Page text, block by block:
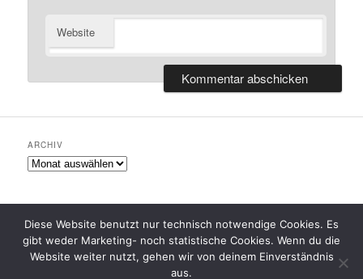
Website
ARCHIV
Archiv
Datenschutzerklärung Stolz präsentiert von WordPress
Diese Website benutzt nur technisch notwendige Cookies. Es
gibt weder Marketing- noch statistische Cookies. Wenn du die
Website weiter nutzt, gehen wir von deinem Einverständnis
aus.